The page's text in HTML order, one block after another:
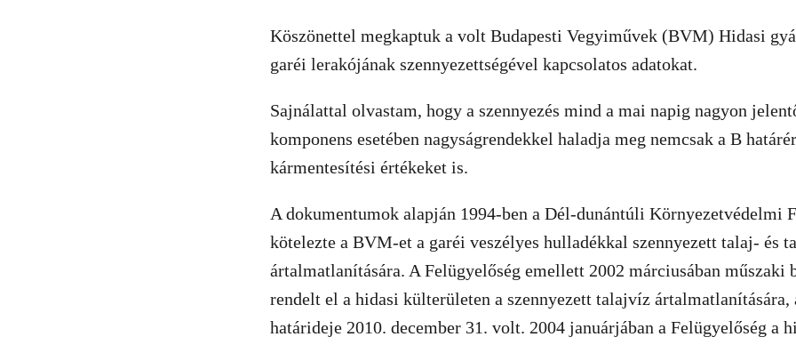
Köszönettel megkaptuk a volt Budapesti Vegyiművek (BVM) Hidasi
garéi lerakójának szennyezettségével kapcsolatos adatokat.
Sajnálattal olvastam, hogy a szennyezés mind a mai napig nagyon
komponens esetében nagyságrendekkel haladja meg nemcsak a B
kármentesítési értékeket is.
A dokumentumok alapján 1994-ben a Dél-dunántúli Környezetvédelmi
kötelezte a BVM-et a garéi veszélyes hulladékkal szennyezett talaj- és
ártalmatlanítására. A Felügyelőség emellett 2002 márciusában műszaki
rendelt el a hidasi külterületen a szennyezett talajvíz ártalmatlanítására,
határideje 2010. december 31. volt. 2004 januárjában a Felügyelőség a